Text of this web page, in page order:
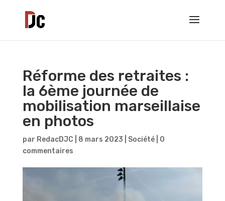
Réforme des retraites :
la 6ème journée de
mobilisation marseillaise
en photos
par RedacDJC 8 mars 2023 Société| 0
commentaires